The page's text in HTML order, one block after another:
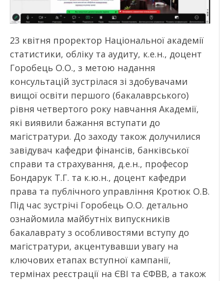
23 квітня проректор Національної академії
статистики, обліку та аудиту, к.е.н., доцент
Горобець О.О., з метою надання
консультацій зустрілася зі здобувачами
вищої освіти першого (бакалаврського)
рівня четвертого року навчання Академії,
які виявили бажання вступати до
магістратури. До заходу також долучилися
завідувач кафедри фінансів, банківської
справи та страхування, д.е.н., професор
Бондарук Т.Г. та к.ю.н., доцент кафедри
права та публічного управління Кротюк О.В.
Під час зустрічі Горобець О.О. детально
ознайомила майбутніх випускників
бакалаврату з особливостями вступу до
магістратури, акцентувавши увагу на
ключових етапах вступної кампанії,
термінах реєстрації на ЄВІ та ЄФВВ, а також